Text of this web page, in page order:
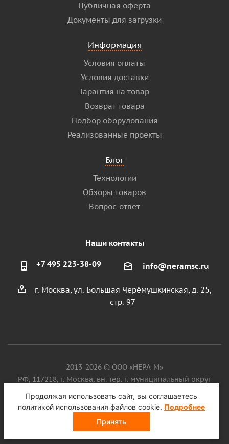
Публичная оферта
Документы для загрузки
Информация
Условия оплаты
Условия доставки
Гарантия на товар
Возврат товара
Подбор оборудования
Реализованные проекты
Блог
Технологии
Обзоры товаров
Вопрос-ответ
Наши контакты
+7 495 223-38-09 info@neramsc.ru
г. Москва, ул. Большая Черёмушкинская, д. 25,
стр. 97
2013-2026 © ООО «НЕРА-М»
РФ, 117218, г. Москва, вн. тер. г. муниципальный округ
Котловка, ул. Большая Черёмушкинская, д. 25, стр. 97, ИНН
9718086924, ОГРН 1187746099750
Продолжая использовать сайт, вы соглашаетесь
политикой использования файлов cookie. Подробнее
Принять